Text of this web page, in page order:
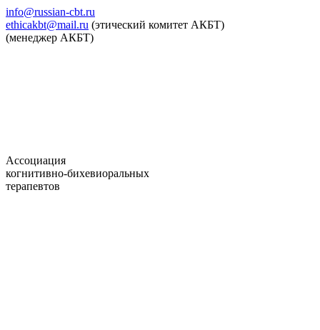
info@russian-cbt.ru
ethicakbt@mail.ru (этический комитет АКБТ)
(менеджер АКБТ)
Ассоциация
когнитивно-бихевиоральных
терапевтов